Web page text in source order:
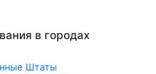
в городах
Штаты